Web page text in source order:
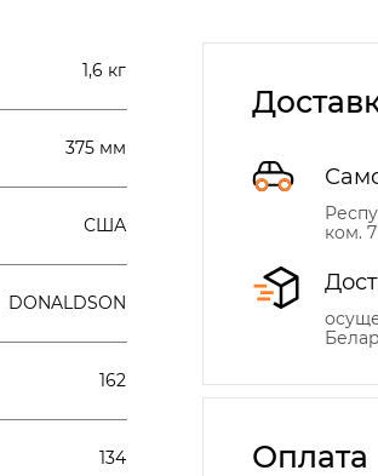
1,6 кг
375 мм
США
DONALDSON
162
134
ком. 7
Оплата